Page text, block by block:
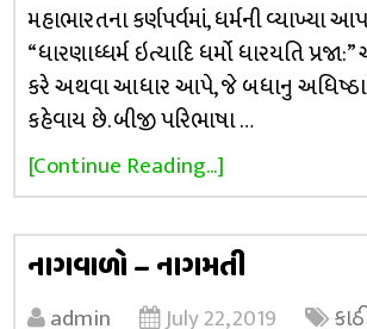
મહાભારતના કર્ણપર્વમાં, ધર્મની વ્યાખ્યા
“ધારણાધ્ધર્મ ઇત્યાદિ ધર્મો ધારયતિ
કરે અથવા આધાર આપે, જે બધાનુ
કહેવાય છે. બીજી પરિભાષા …
[Continue Reading...]
નાગવાળો – નાગમતી
admin July 22, 2019